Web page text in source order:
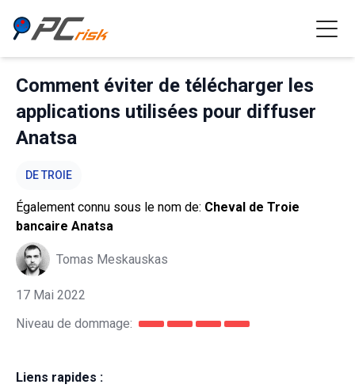
Comment éviter de télécharger les
applications utilisées pour diffuser
Anatsa
DE TROIE
Également connu sous le nom de: Cheval de Troie
bancaire Anatsa
Tomas Meskauskas
17 Mai 2022
Niveau de dommage:
Liens rapides :